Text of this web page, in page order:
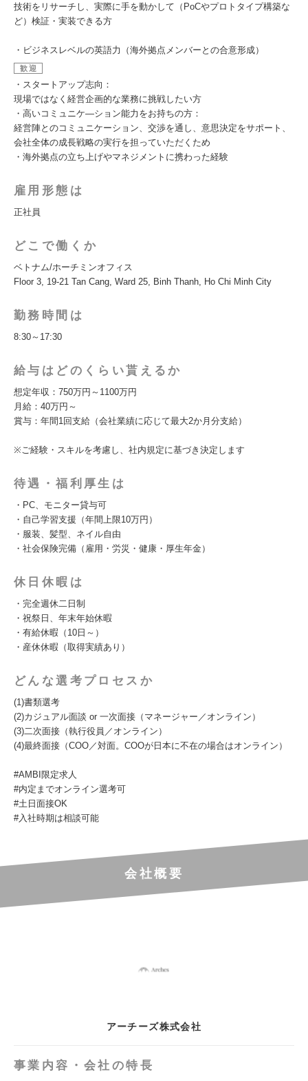
技術をリサーチし、実際に手を動かして（PoCやプロトタイプ構築な
ど）検証・実装できる方
・ビジネスレベルの英語力（海外拠点メンバーとの合意形成）
歓迎
・スタートアップ志向：
現場ではなく経営企画的な業務に挑戦したい方
・高いコミュニケ―ション能力をお持ちの方：
経営陣とのコミュニケーション、交渉を通し、意思決定をサポート、
会社全体の成長戦略の実行を担っていただくため
・海外拠点の立ち上げやマネジメントに携わった経験
雇用形態は
正社員
どこで働くか
ベトナム/ホーチミンオフィス
Floor 3, 19-21 Tan Cang, Ward 25, Binh Thanh, Ho Chi Minh City
勤務時間は
8:30～17:30
給与はどのくらい貰えるか
想定年収：750万円～1100万円
月給：40万円～
賞与：年間1回支給（会社業績に応じて最大2か月分支給）
※ご経験・スキルを考慮し、社内規定に基づき決定します
待遇・福利厚生は
・PC、モニター貸与可
・自己学習支援（年間上限10万円）
・服装、髪型、ネイル自由
・社会保険完備（雇用・労災・健康・厚生年金）
休日休暇は
・完全週休二日制
・祝祭日、年末年始休暇
・有給休暇（10日～）
・産休休暇（取得実績あり）
どんな選考プロセスか
(1)書類選考
(2)カジュアル面談 or 一次面接（マネージャー／オンライン）
(3)二次面接（執行役員／オンライン）
(4)最終面接（COO／対面。COOが日本に不在の場合はオンライン）
#AMBI限定求人
#内定までオンライン選考可
#土日面接OK
#入社時期は相談可能
会社概要
アーチーズ株式会社
事業内容・会社の特長